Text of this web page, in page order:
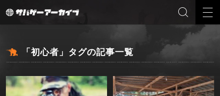
「初心者」タグの記事一覧